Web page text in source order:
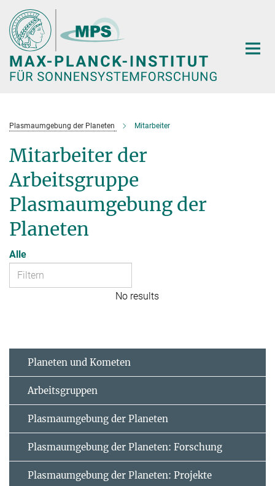
Hauptinhalt
Plasmaumgebung der Planeten Mitarbeiter
Mitarbeiter der
Arbeitsgruppe
Plasmaumgebung der
Planeten
Alle
No results
Planeten und Kometen
Arbeitsgruppen
Plasmaumgebung der Planeten
Plasmaumgebung der Planeten: Forschung
Plasmaumgebung der Planeten: Projekte